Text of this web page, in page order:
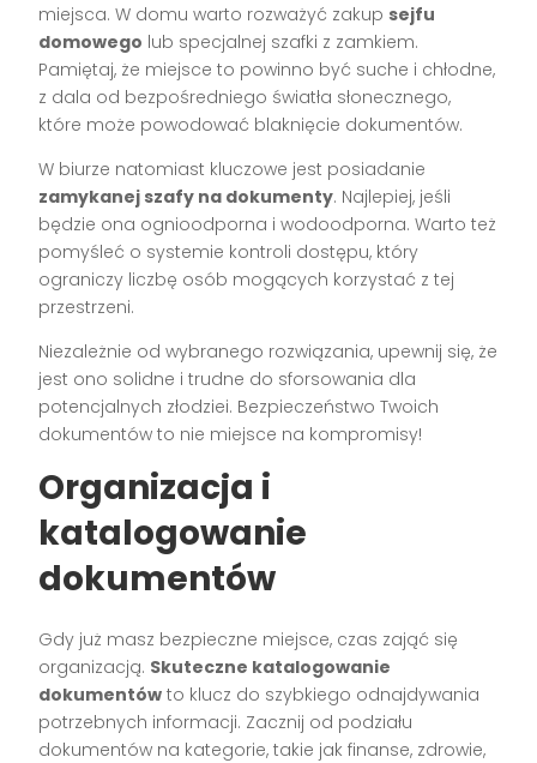
miejsca. W domu warto rozważyć zakup sejfu
domowego lub specjalnej szafki z zamkiem.
Pamiętaj, że miejsce to powinno być suche i chłodne,
z dala od bezpośredniego światła słonecznego,
które może powodować blaknięcie dokumentów.
W biurze natomiast kluczowe jest posiadanie
zamykanej szafy na dokumenty. Najlepiej, jeśli
będzie ona ognioodporna i wodoodporna. Warto też
pomyśleć o systemie kontroli dostępu, który
ograniczy liczbę osób mogących korzystać z tej
przestrzeni.
Niezależnie od wybranego rozwiązania, upewnij się, że
jest ono solidne i trudne do sforsowania dla
potencjalnych złodziei. Bezpieczeństwo Twoich
dokumentów to nie miejsce na kompromisy!
Organizacja i
katalogowanie
dokumentów
Gdy już masz bezpieczne miejsce, czas zająć się
organizacją. Skuteczne katalogowanie
dokumentów to klucz do szybkiego odnajdywania
potrzebnych informacji. Zacznij od podziału
dokumentów na kategorie, takie jak finanse, zdrowie,